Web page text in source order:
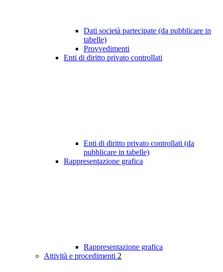
Dati società partecipate (da pubblicare in
tabelle)
Provvedimenti
Enti di diritto privato controllati
Enti di diritto privato controllati (da
pubblicare in tabelle)
Rappresentazione grafica
Rappresentazione grafica
Attività e procedimenti 2